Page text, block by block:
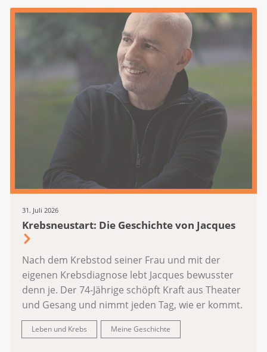
31. Juli 2026
Krebsneustart: Die Geschichte von Jacques
Nach dem Krebstod seiner Frau und mit der
eigenen Krebsdiagnose lebt Jacques bewusster
denn je. Der 74-Jährige schöpft Kraft aus Theater
und Gesang und nimmt jeden Tag, wie er kommt.
Leben und Krebs Meine Geschichte